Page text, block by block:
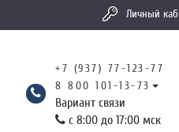
Личный
+7 (937) 77-123-77
8 800 101-13-73
Вариант связи
с 8:00 до 17:00 мск